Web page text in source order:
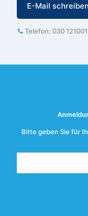
E-Mail schreiben
Telefon: 030
Bitte geben Sie für